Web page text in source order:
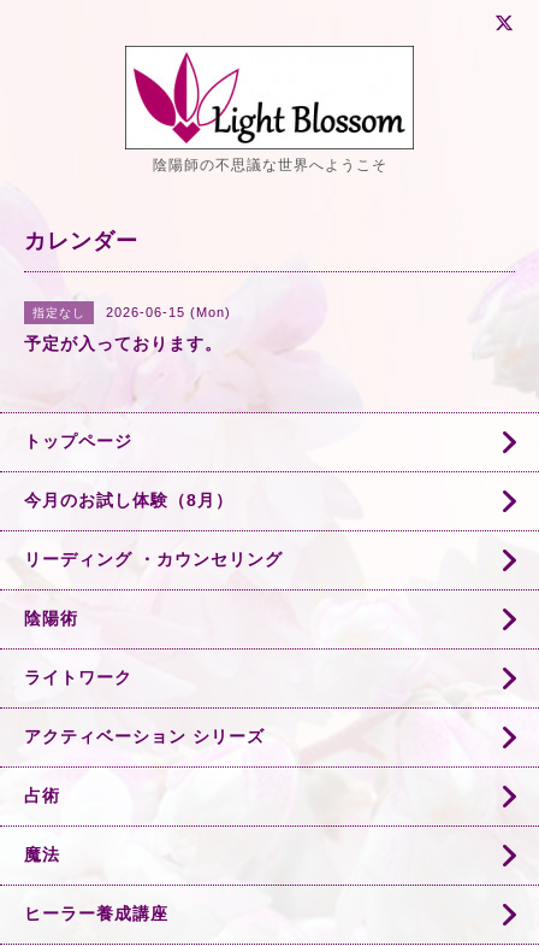
陰陽師の不思議な世界へようこそ
カレンダー
指定なし 2026-06-15 (Mon)
予定が入っております。
トップページ
今月のお試し体験（8月）
リーディング ・カウンセリング
陰陽術
ライトワーク
アクティベーション シリーズ
占術
魔法
ヒーラー養成講座